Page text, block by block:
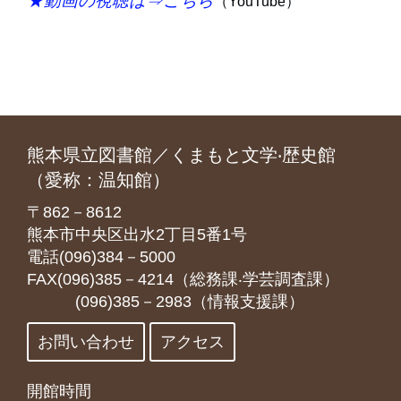
熊本県立図書館／くまもと文学‧歴史館
（愛称：温知館）
〒862－8612
熊本市中央区出水2丁目5番1号
電話(096)384－5000
FAX(096)385－4214（総務課‧学芸調査課）
(096)385－2983（情報支援課）
お問い合わせ アクセス
開館時間